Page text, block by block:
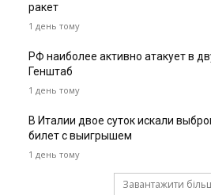
ракет
1 день тому
РФ наиболее активно атакует в
Генштаб
1 день тому
В Италии двое суток искали
билет с выигрышем
1 день тому
Завантажити